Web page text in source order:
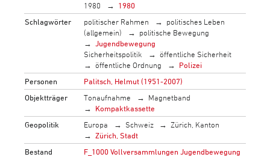
1980
1980
Schlagwörter
politischer Rahmen
politisches Leben
(allgemein)
politische Bewegung
Jugendbewegung
Sicherheitspolitik
öffentliche Sicherheit
öffentliche Ordnung
Polizei
Personen
Palitsch, Helmut (1951-2007)
Objektträger
Tonaufnahme
Magnetband
Kompaktkassette
Geopolitik
Europa Schweiz
Zürich, Kanton
Zürich, Stadt
Bestand
F_1000 Vollversammlungen Jugendbewegung